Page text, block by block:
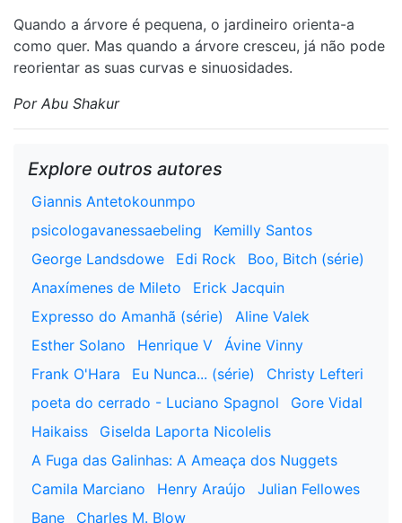
Quando a árvore é pequena, o jardineiro orienta-a
como quer. Mas quando a árvore cresceu, já não pode
reorientar as suas curvas e sinuosidades.
Por Abu Shakur
Explore outros autores
Giannis Antetokounmpo
psicologavanessaebeling
Kemilly Santos
George Landsdowe
Edi Rock
Boo, Bitch (série)
Anaxímenes de Mileto
Erick Jacquin
Expresso do Amanhã (série)
Aline Valek
Esther Solano
Henrique V
Ávine Vinny
Frank O'Hara
Eu Nunca... (série)
Christy Lefteri
poeta do cerrado - Luciano Spagnol
Gore Vidal
Haikaiss
Giselda Laporta Nicolelis
A Fuga das Galinhas: A Ameaça dos Nuggets
Camila Marciano
Henry Araújo
Julian Fellowes
Bane
Charles M. Blow